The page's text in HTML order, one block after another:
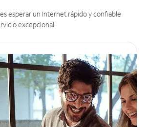
esperar un Internet rápido y confiable
excepcional.